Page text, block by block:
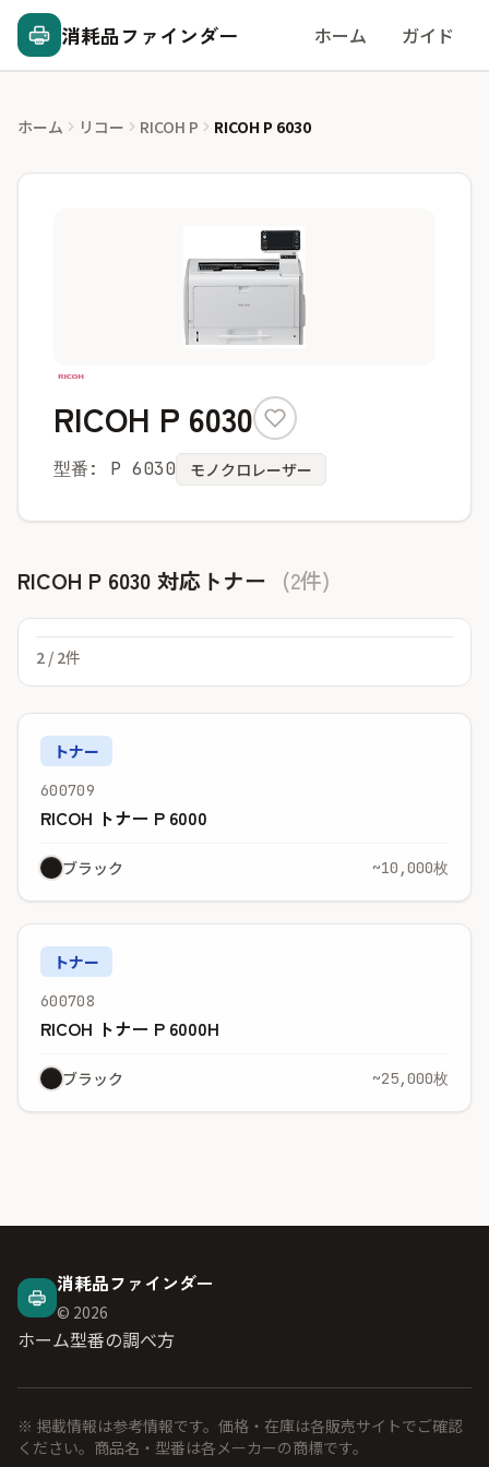
消耗品ファインダー ホーム ガイド
ホーム リコー RICOH P RICOH P 6030
RICOH P 6030
型番: P 6030 モノクロレーザー
RICOH P 6030 対応トナー (2件)
2 / 2件
トナー
600709
RICOH トナー P 6000
ブラック ~10,000枚
トナー
600708
RICOH トナー P 6000H
ブラック ~25,000枚
消耗品ファインダー
© 2026
ホーム型番の調べ方
※ 掲載情報は参考情報です。価格・在庫は各販売サイトでご確認
ください。商品名・型番は各メーカーの商標です。